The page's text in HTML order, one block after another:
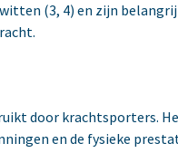
(3, 4) en zijn
door krachtsporters.
en de fysieke